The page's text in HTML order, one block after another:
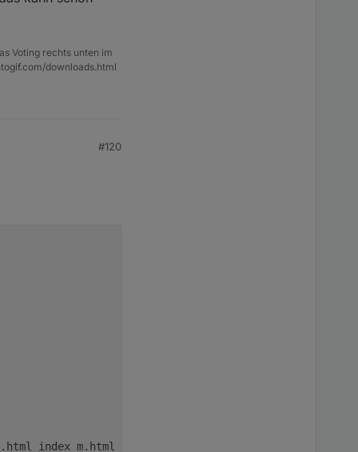
Voting rechts unten im
downloads.html
#120
index_m.html text